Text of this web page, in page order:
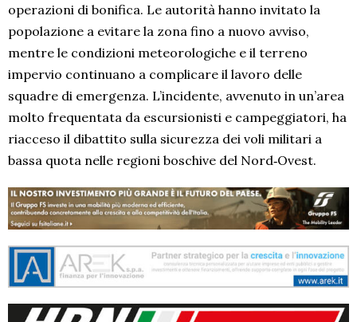
operazioni di bonifica. Le autorità hanno invitato la
popolazione a evitare la zona fino a nuovo avviso,
mentre le condizioni meteorologiche e il terreno
impervio continuano a complicare il lavoro delle
squadre di emergenza. L’incidente, avvenuto in un’area
molto frequentata da escursionisti e campeggiatori, ha
riacceso il dibattito sulla sicurezza dei voli militari a
bassa quota nelle regioni boschive del Nord‑Ovest.